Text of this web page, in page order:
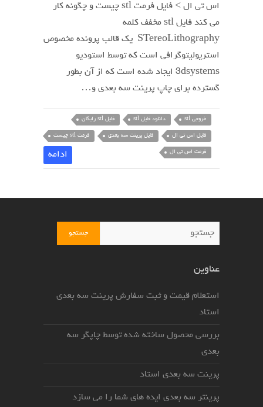
اس تی ال > فایل فرمت stl چیست و چگونه کار
می کند فایل stl مخفف کلمه
STereoLithography یک قالب پرونده مخصوص
استریولیتوگرافی است که توسط استودیو
3dsystems ایجاد شده است که از آن بطور
گسترده برای چاپ پرینت سه بعدی و…
خروجی stl دانلود فایل stl فایل stl رایگان
فایل اس تی ال فایل پرینت سه بعدی فرمت stl چیست
فرمت اس تی ال ادامه
جستجو
عناوین
استعلام قیمت و ثبت سفارش پرینت سه بعدی
استاد
بررسی محصول ساخته شده توسط چاپگر سه
بعدی
پرینت سه بعدی استاد
پرینتر سه بعدی ایده های شما را می سازد